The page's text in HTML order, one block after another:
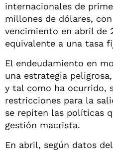
internacionales de
millones de dólares,
vencimiento en abril de
equivalente a una tasa
El endeudamiento en
una estrategia
y tal como ha ocurrido,
restricciones para la
se repiten las políticas
gestión macrista.
En abril, según datos